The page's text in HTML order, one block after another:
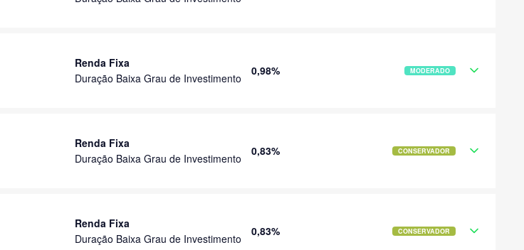
Renda Fixa
Duração Baixa Grau de Investimento
0,98% MODERADO
Renda Fixa
Duração Baixa Grau de Investimento
0,83% CONSERVADOR
Renda Fixa
Duração Baixa Grau de Investimento
0,83% CONSERVADOR